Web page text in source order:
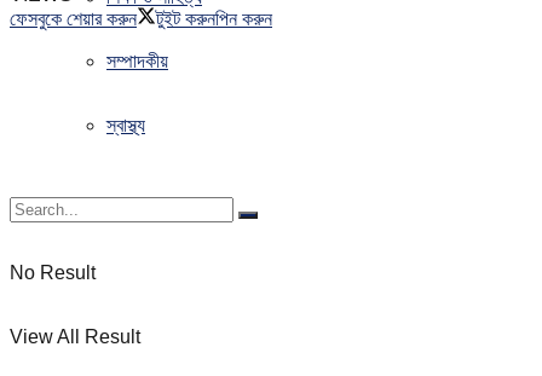
সম্পাদকীয়
স্বাস্থ্য
No Result
View All Result
ফেসবুকে শেয়ার করুন
টুইট করুনপিন করুন